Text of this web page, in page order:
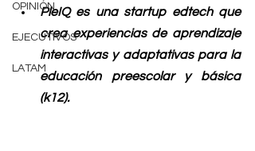
OPINIÓN
EJECUTIVOS
LATAM
PleIQ es una startup edtech que
crea experiencias de aprendizaje
interactivas y adaptativas para la
educación preescolar y básica
(k12).